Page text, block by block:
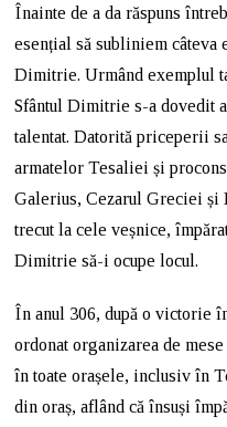
Înainte de a da răspuns
esențial să subliniem câteva
Dimitrie. Urmând exemplul
Sfântul Dimitrie s-a dovedit
talentat. Datorită priceperii
armatelor Tesaliei și
Galerius, Cezarul Greciei și
trecut la cele veșnice,
Dimitrie să-i ocupe locul.
În anul 306, după o victorie
ordonat organizarea de
în toate orașele, inclusiv în
din oraș, aflând că însuși